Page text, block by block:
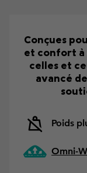
Conçues
et confort à
celles et
avancé
Poids
Omni-